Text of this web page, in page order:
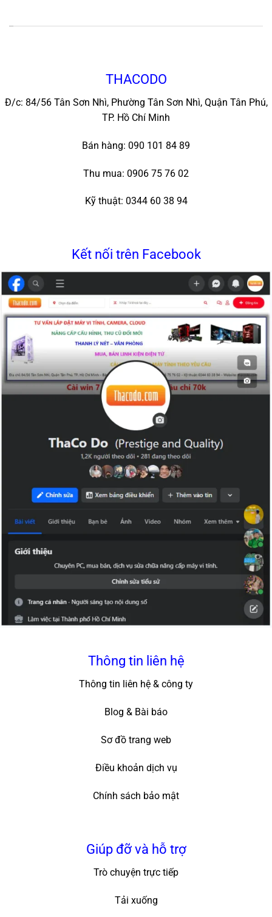
THACODO
Đ/c: 84/56 Tân Sơn Nhì, Phường Tân Sơn Nhì, Quận Tân Phú,
TP. Hồ Chí Minh
Bán hàng: 090 101 84 89
Thu mua: 0906 75 76 02
Kỹ thuật: 0344 60 38 94
Kết nối trên Facebook
Thông tin liên hệ
Thông tin liên hệ & công ty
Blog & Bài báo
Sơ đồ trang web
Điều khoản dịch vụ
Chính sách bảo mật
Giúp đỡ và hỗ trợ
Trò chuyện trực tiếp
Tải xuống